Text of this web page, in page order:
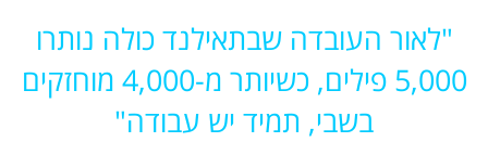
"לאור העובדה שבתאילנד כולה נותרו
5,000 פילים, כשיותר מ-4,000 מוחזקים
בשבי, תמיד יש עבודה"